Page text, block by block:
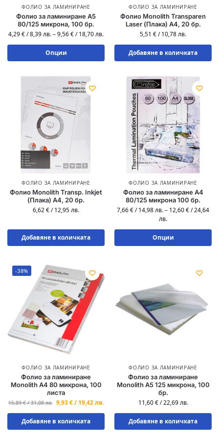
ФОЛИО ЗА ЛАМИНИРАНЕ
Фолио за ламиниране A5
80/125 микрона, 100 бр.
4,29€/8,39лв.–9,56€/18,70лв.
Опции
ФОЛИО ЗА ЛАМИНИРАНЕ
Фолио Monolith Transparen
Laser (Плака) A4, 20 бр.
5,51 €/10,78лв.
Добавяне в количката
ФОЛИО ЗА ЛАМИНИРАНЕ
Фолио Monolith Transp. Inkjet
(Плака) A4, 20 бр.
6,62€/12,95лв.
Добавяне в количката
ФОЛИО ЗА ЛАМИНИРАНЕ
Фолио за ламиниране A4
80/125 микрона 100 бр.
7,66€/14,98лв.– 12,60€/24,64
лв.
Опции
-38%
ФОЛИО ЗА ЛАМИНИРАНЕ
Фолио за ламиниране
Monolith A4 80 микрона, 100
листа
15,89€ /31,08лв. 9,93€ /19,42лв.
Добавяне в количката
ФОЛИО ЗА ЛАМИНИРАНЕ
Фолио за ламиниране
Monolith A5 125 микрона, 100
бр.
11,60€ /22,69лв.
Добавяне в количката